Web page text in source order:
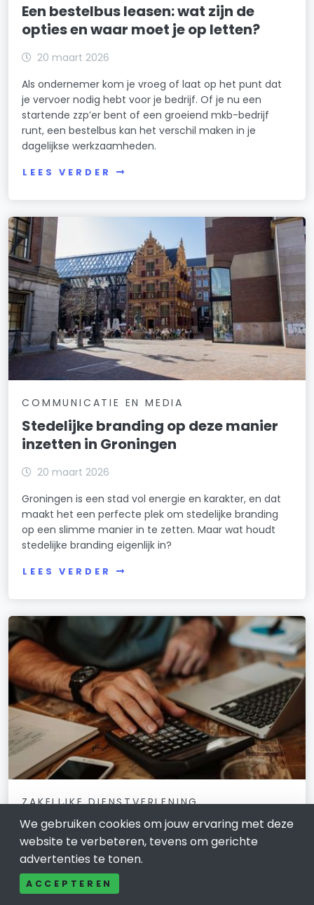
Een bestelbus leasen: wat zijn de
opties en waar moet je op letten?
20 maart 2026
Als ondernemer kom je vroeg of laat op het punt dat
je vervoer nodig hebt voor je bedrijf. Of je nu een
startende zzp’er bent of een groeiend mkb-bedrijf
runt, een bestelbus kan het verschil maken in je
dagelijkse werkzaamheden.
LEES VERDER
COMMUNICATIE EN MEDIA
Stedelijke branding op deze manier
inzetten in Groningen
20 maart 2026
Groningen is een stad vol energie en karakter, en dat
maakt het een perfecte plek om stedelijke branding
op een slimme manier in te zetten. Maar wat houdt
stedelijke branding eigenlijk in?
LEES VERDER
ZAKELIJKE DIENSTVERLENING
Boekhouder zzp in Groningen: grip op
je cijfers, rust in je hoofd
16 februari 2026
Vraag je je af of je administratie nog klopt, of je niet te
We gebruiken cookies om jouw ervaring met deze
website te verbeteren, tevens om gerichte
advertenties te tonen.
ACCEPTEREN